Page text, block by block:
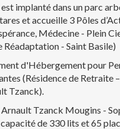
implanté dans un parc
et accueille 3 Pôles
Médecine - Plein
Réadaptation - Saint Basile)
d'Hébergement pour
(Résidence de Retraite
Tzanck).
Arnault Tzanck Mougins -
de 330 lits et 65